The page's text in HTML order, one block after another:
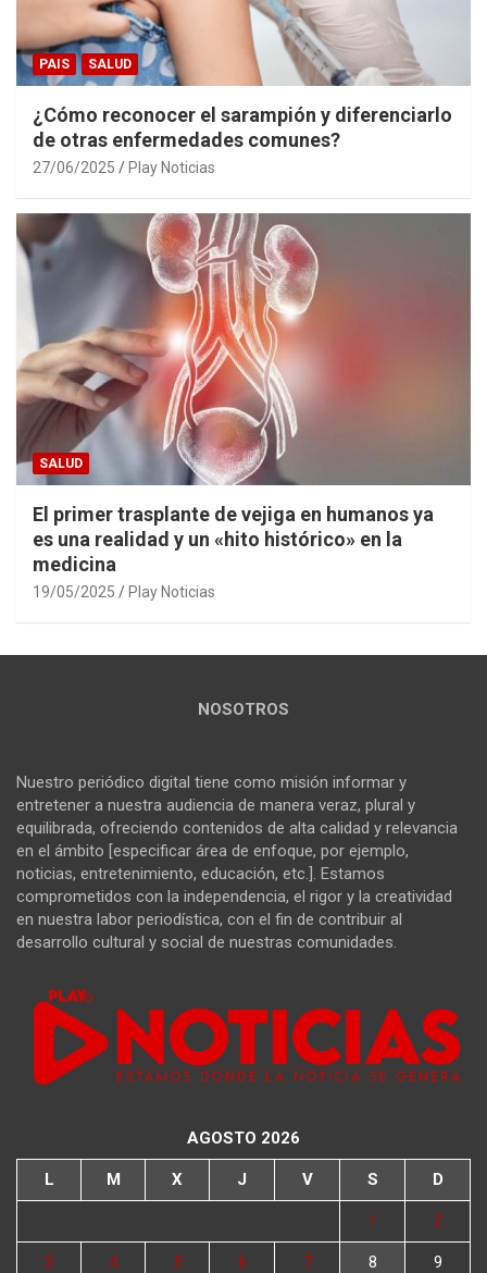
PAIS SALUD
¿Cómo reconocer el sarampión y diferenciarlo
de otras enfermedades comunes?
27/06/2025 Play Noticias
SALUD
El primer trasplante de vejiga en humanos ya
es una realidad y un «hito histórico» en la
medicina
19/05/2025 Play Noticias
NOSOTROS
Nuestro periódico digital tiene como misión informar y
entretener a nuestra audiencia de manera veraz, plural y
equilibrada, ofreciendo contenidos de alta calidad y relevancia
en el ámbito [especificar área de enfoque, por ejemplo,
noticias, entretenimiento, educación, etc.]. Estamos
comprometidos con la independencia, el rigor y la creatividad
en nuestra labor periodística, con el fin de contribuir al
desarrollo cultural y social de nuestras comunidades.
AGOSTO 2026
L M X J V S D
1 2
3 4 5 6 7 8 9